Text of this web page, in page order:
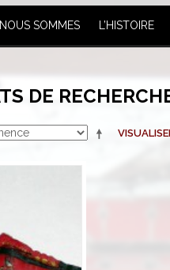
SOMMES L’HISTOIRE
DE